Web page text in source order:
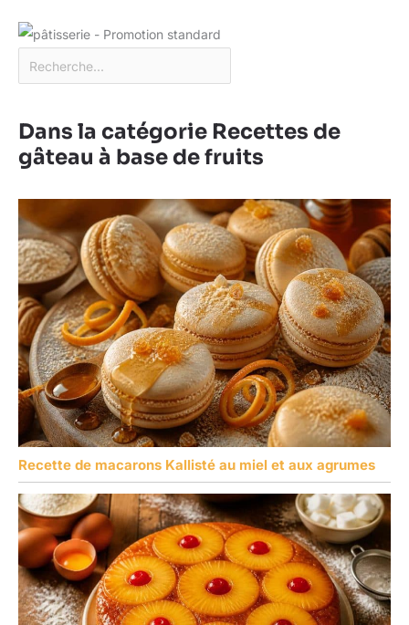
Dans la catégorie Recettes de
gâteau à base de fruits
Recette de macarons Kallisté au miel et aux agrumes